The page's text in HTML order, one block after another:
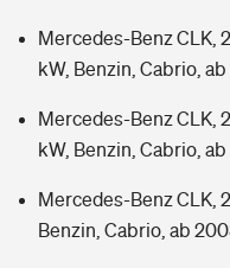
Mercedes-Benz CLK,
kW, Benzin, Cabrio,
Mercedes-Benz CLK,
kW, Benzin, Cabrio,
Mercedes-Benz CLK,
Benzin, Cabrio, ab